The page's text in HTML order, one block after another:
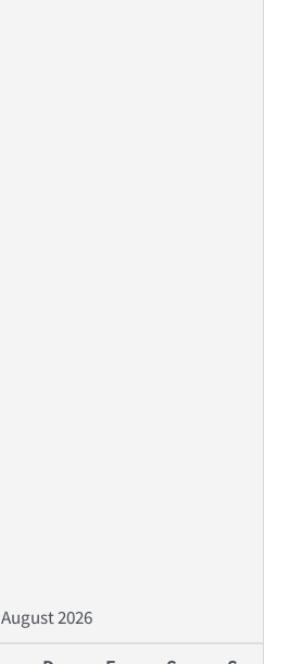
August 2026